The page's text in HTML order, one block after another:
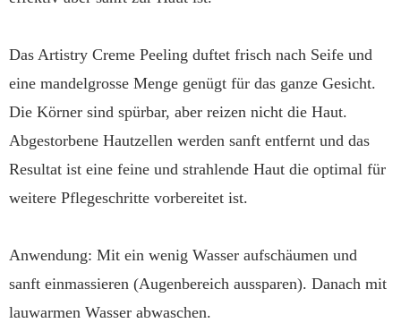
Das Artistry Creme Peeling duftet frisch nach Seife und
eine mandelgrosse Menge genügt für das ganze Gesicht.
Die Körner sind spürbar, aber reizen nicht die Haut.
Abgestorbene Hautzellen werden sanft entfernt und das
Resultat ist eine feine und strahlende Haut die optimal für
weitere Pflegeschritte vorbereitet ist.
Anwendung: Mit ein wenig Wasser aufschäumen und
sanft einmassieren (Augenbereich aussparen). Danach mit
lauwarmen Wasser abwaschen.